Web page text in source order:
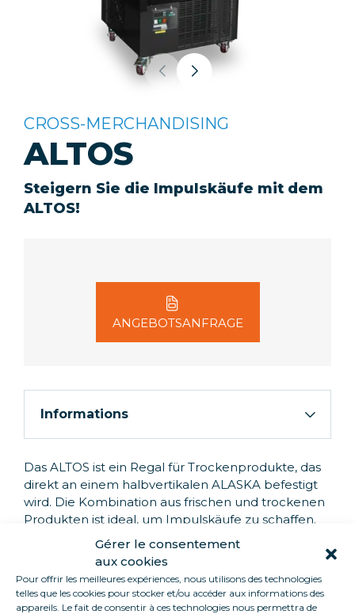
Gérer le consentement
aux cookies
Pour offrir les meilleures expériences, nous utilisons des technologies
telles que les cookies pour stocker et/ou accéder aux informations des
appareils. Le fait de consentir à ces technologies nous permettra de
CROSS-MERCHANDISING
ALTOS
Steigern Sie die Impulskäufe mit dem
ALTOS!
ANGEBOTSANFRAGE
Informations
Das ALTOS ist ein Regal für Trockenprodukte, das
direkt an einem halbvertikalen ALASKA befestigt
wird. Die Kombination aus frischen und trockenen
Produkten ist ideal, um Impulskäufe zu schaffen.
PRODUKT-HIGHLIGHTS